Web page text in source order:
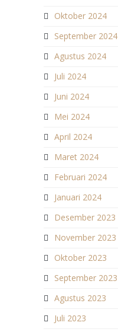
Oktober 2024
September 2024
Agustus 2024
Juli 2024
Juni 2024
Mei 2024
April 2024
Maret 2024
Februari 2024
Januari 2024
Desember 2023
November 2023
Oktober 2023
September 2023
Agustus 2023
Juli 2023